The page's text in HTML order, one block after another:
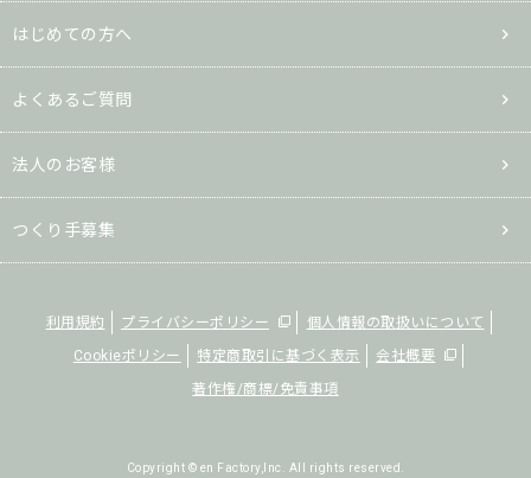
はじめての方へ
よくあるご質問
法人のお客様
つくり手募集
利用規約 プライバシーポリシー
個人情報の取扱いについて
Cookieポリシー
特定商取引に基づく表示
会社概要
著作権/商標/免責事項
Copyright © en Factory,Inc. All rights reserved.